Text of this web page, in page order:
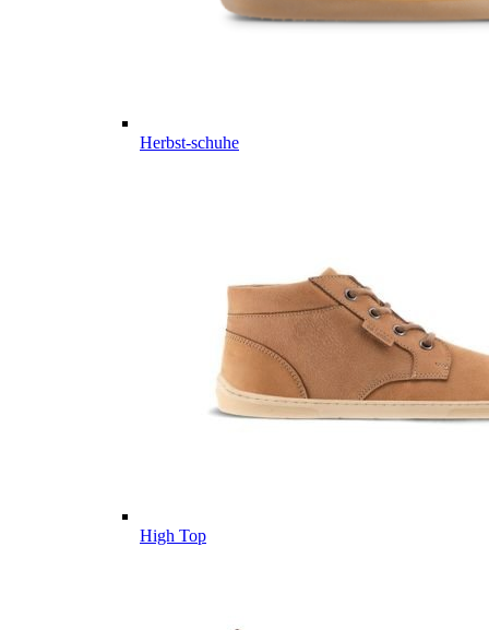
Herbst-schuhe
High Top